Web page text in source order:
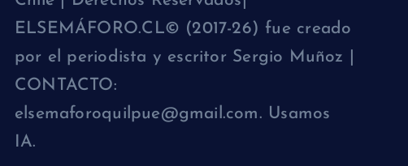
ELSEMÁFORO.CL© (2017-26) fue creado
por el periodista y escritor Sergio Muñoz |
CONTACTO:
elsemaforoquilpue@gmail.com. Usamos
IA.